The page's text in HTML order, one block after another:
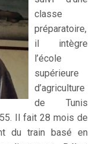
classe
préparatoire,
il intègre
l’école
supérieure
d’agriculture
de Tunis
Il fait 28 mois de
du train basé en